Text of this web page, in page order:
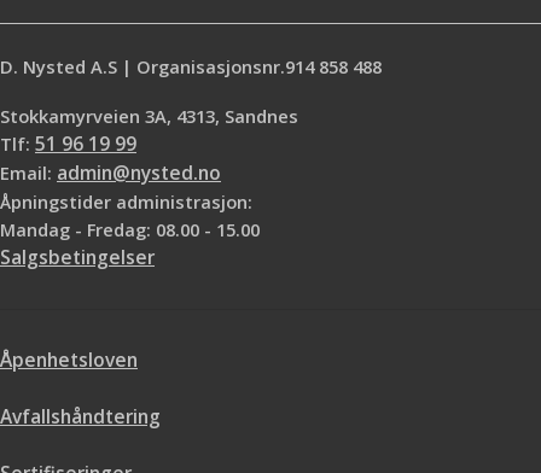
D. Nysted A.S | Organisasjonsnr.914 858 488
Stokkamyrveien 3A, 4313, Sandnes
Tlf: 51 96 19 99
Email: admin@nysted.no
Åpningstider administrasjon:
Mandag - Fredag: 08.00 - 15.00
Salgsbetingelser
Åpenhetsloven
Avfallshåndtering